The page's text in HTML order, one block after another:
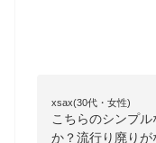
xsax(30代・女性)
こちらのシンプ
か？流行り廃り